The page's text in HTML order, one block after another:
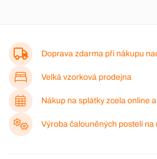
Doprava zdarma při nákupu
Velká vzorková prodejna
Nákup na splátky zcela online
Výroba čalouněných postelí na